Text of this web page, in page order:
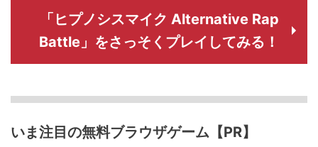
「ヒプノシスマイク Alternative Rap
Battle」をさっそくプレイしてみる！
いま注目の無料ブラウザゲーム【PR】